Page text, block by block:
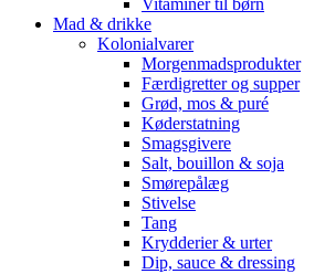
Vitaminer til børn
Mad & drikke
Kolonialvarer
Morgenmadsprodukter
Færdigretter og supper
Grød, mos & puré
Køderstatning
Smagsgivere
Salt, bouillon & soja
Smørepålæg
Stivelse
Tang
Krydderier & urter
Dip, sauce & dressing